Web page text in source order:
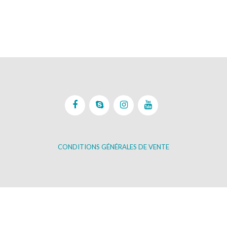
CONDITIONS GÉNÉRALES DE VENTE